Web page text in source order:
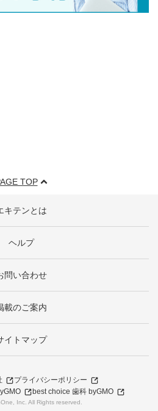
TOP
キテンとは
ヘルプ
問い合わせ
載のご案内
イトマップ
プライバシーポリシー
best choice 歯科 byGMO
Inc. All Rights reserved.